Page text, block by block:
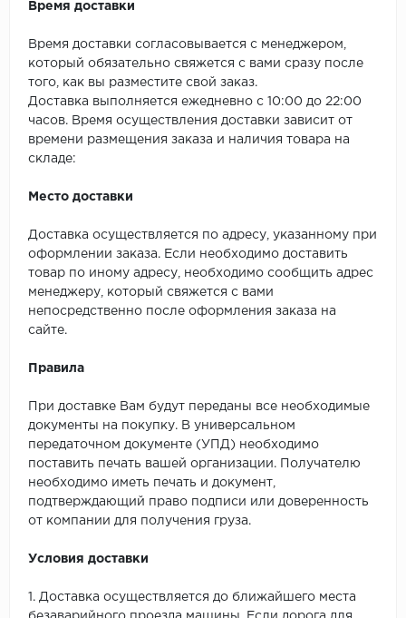
Vinilam
Время доставки
Время доставки согласовывается с менеджером,
который обязательно свяжется с вами сразу после
того, как вы разместите свой заказ.
Доставка выполняется ежедневно с 10:00 до 22:00
часов. Время осуществления доставки зависит от
времени размещения заказа и наличия товара на
складе:
Место доставки
Доставка осуществляется по адресу, указанному при
оформлении заказа. Если необходимо доставить
товар по иному адресу, необходимо сообщить адрес
менеджеру, который свяжется с вами
непосредственно после оформления заказа на
сайте.
Правила
При доставке Вам будут переданы все необходимые
документы на покупку. В универсальном
передаточном документе (УПД) необходимо
поставить печать вашей организации. Получателю
необходимо иметь печать и документ,
подтверждающий право подписи или доверенность
от компании для получения груза.
Условия доставки
1. Доставка осуществляется до ближайшего места